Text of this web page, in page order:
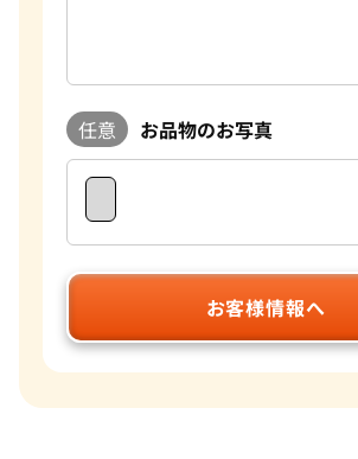
任意 お品物のお写真
お客様情報へ